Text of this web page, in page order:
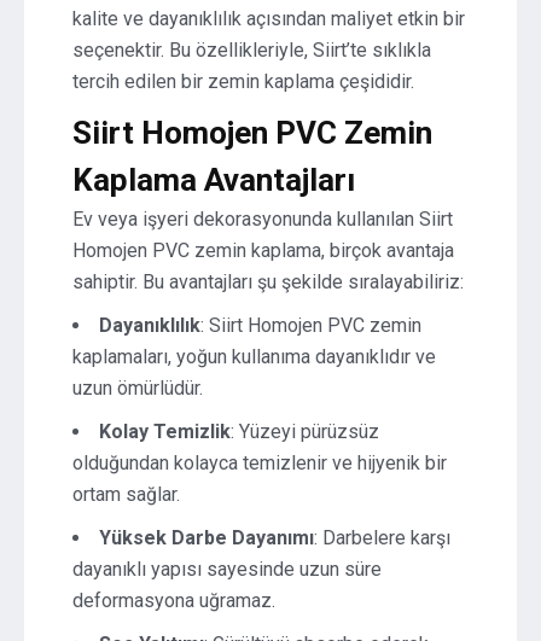
kalite ve dayanıklılık açısından maliyet etkin bir
seçenektir. Bu özellikleriyle, Siirt’te sıklıkla
tercih edilen bir zemin kaplama çeşididir.
Siirt Homojen PVC Zemin
Kaplama Avantajları
Ev veya işyeri dekorasyonunda kullanılan Siirt
Homojen PVC zemin kaplama, birçok avantaja
sahiptir. Bu avantajları şu şekilde sıralayabiliriz:
Dayanıklılık: Siirt Homojen PVC zemin
kaplamaları, yoğun kullanıma dayanıklıdır ve
uzun ömürlüdür.
Kolay Temizlik: Yüzeyi pürüzsüz
olduğundan kolayca temizlenir ve hijyenik bir
ortam sağlar.
Yüksek Darbe Dayanımı: Darbelere karşı
dayanıklı yapısı sayesinde uzun süre
deformasyona uğramaz.